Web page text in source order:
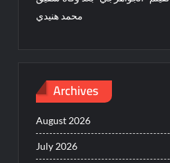
محمد هنيدي
Archives
August 2026
July 2026